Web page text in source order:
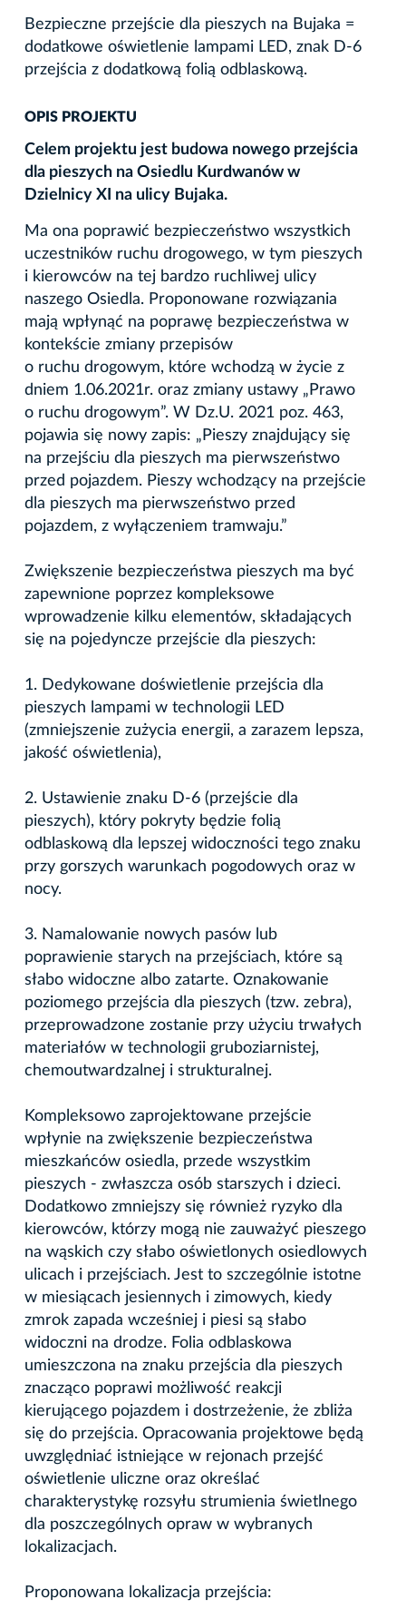
Bezpieczne przejście dla pieszych na Bujaka =
dodatkowe oświetlenie lampami LED, znak D-6
przejścia z dodatkową folią odblaskową.
OPIS PROJEKTU
Celem projektu jest budowa nowego przejścia
dla pieszych na Osiedlu Kurdwanów w
Dzielnicy XI na ulicy Bujaka.
Ma ona poprawić bezpieczeństwo wszystkich
uczestników ruchu drogowego, w tym pieszych
i kierowców na tej bardzo ruchliwej ulicy
naszego Osiedla. Proponowane rozwiązania
mają wpłynąć na poprawę bezpieczeństwa w
kontekście zmiany przepisów
o ruchu drogowym, które wchodzą w życie z
dniem 1.06.2021r. oraz zmiany ustawy „Prawo
o ruchu drogowym”. W Dz.U. 2021 poz. 463,
pojawia się nowy zapis: „Pieszy znajdujący się
na przejściu dla pieszych ma pierwszeństwo
przed pojazdem. Pieszy wchodzący na przejście
dla pieszych ma pierwszeństwo przed
pojazdem, z wyłączeniem tramwaju.”
Zwiększenie bezpieczeństwa pieszych ma być
zapewnione poprzez kompleksowe
wprowadzenie kilku elementów, składających
się na pojedyncze przejście dla pieszych:
1. Dedykowane doświetlenie przejścia dla
pieszych lampami w technologii LED
(zmniejszenie zużycia energii, a zarazem lepsza,
jakość oświetlenia),
2. Ustawienie znaku D-6 (przejście dla
pieszych), który pokryty będzie folią
odblaskową dla lepszej widoczności tego znaku
przy gorszych warunkach pogodowych oraz w
nocy.
3. Namalowanie nowych pasów lub
poprawienie starych na przejściach, które są
słabo widoczne albo zatarte. Oznakowanie
poziomego przejścia dla pieszych (tzw. zebra),
przeprowadzone zostanie przy użyciu trwałych
materiałów w technologii gruboziarnistej,
chemoutwardzalnej i strukturalnej.
Kompleksowo zaprojektowane przejście
wpłynie na zwiększenie bezpieczeństwa
mieszkańców osiedla, przede wszystkim
pieszych - zwłaszcza osób starszych i dzieci.
Dodatkowo zmniejszy się również ryzyko dla
kierowców, którzy mogą nie zauważyć pieszego
na wąskich czy słabo oświetlonych osiedlowych
ulicach i przejściach. Jest to szczególnie istotne
w miesiącach jesiennych i zimowych, kiedy
zmrok zapada wcześniej i piesi są słabo
widoczni na drodze. Folia odblaskowa
umieszczona na znaku przejścia dla pieszych
znacząco poprawi możliwość reakcji
kierującego pojazdem i dostrzeżenie, że zbliża
się do przejścia. Opracowania projektowe będą
uwzględniać istniejące w rejonach przejść
oświetlenie uliczne oraz określać
charakterystykę rozsyłu strumienia świetlnego
dla poszczególnych opraw w wybranych
lokalizacjach.
Proponowana lokalizacja przejścia: